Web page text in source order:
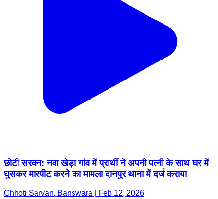
छोटी सरवन: नवा खेड़ा गांव में प्रार्थी ने अपनी पत्नी के साथ घर में
घुसकर मारपीट करने का मामला दानपुर थाना में दर्ज कराया
Chhoti Sarvan, Banswara | Feb 12, 2026